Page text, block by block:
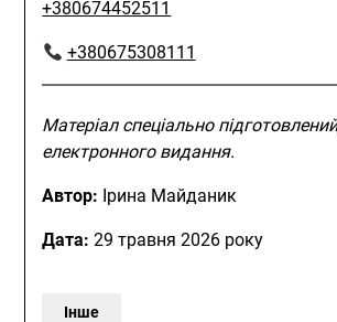
+380674452511
+380675308111
Матеріал спеціально
електронного видання.
Автор: Ірина Майданик
Дата: 29 травня 2026 року
Інше